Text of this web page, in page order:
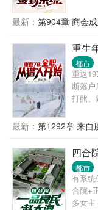
最新： 第904章 商会
重生
都市
重返
断落户
打熊、
改革开
巨大
最新： 第1292章 来自
四合
都市
有系统
合院+
多女